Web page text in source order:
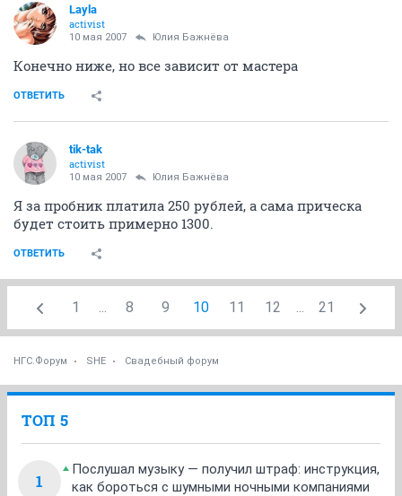
Layla
activist
10 мая 2007 Юлия Бажнёва
Конечно ниже, но все зависит от мастера
ОТВЕТИТЬ
tik-tak
activist
10 мая 2007 Юлия Бажнёва
Я за пробник платила 250 рублей, а сама прическа
будет стоить примерно 1300.
ОТВЕТИТЬ
1 ... 8 9 10 11 12 ... 21
НГС.Форум SHE Свадебный форум
ТОП 5
1
Послушал музыку — получил штраф: инструкция,
как бороться с шумными ночными компаниями